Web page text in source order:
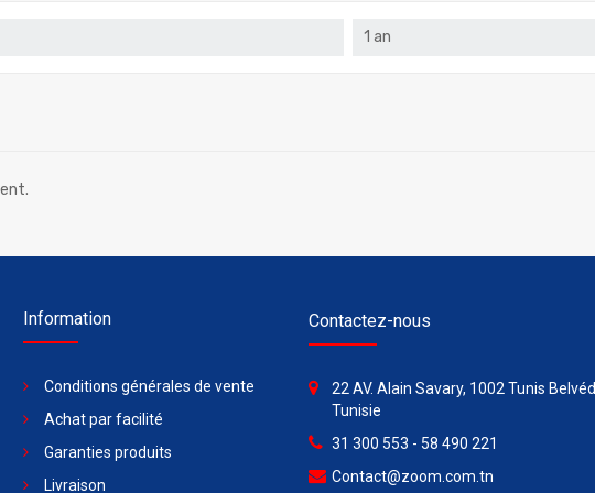
1 an
Information
Conditions générales de vente
Achat par facilité
Garanties produits
Livraison
Contactez-nous
22 AV. Alain Savary, 1002 Tunis
Tunisie
31 300 553 - 58 490 221
Contact@zoom.com.tn